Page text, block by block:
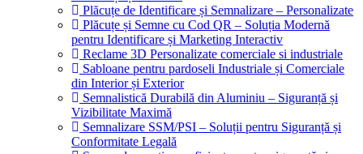
Plăcuțe de Identificare și Semnalizare – Personalizate
Plăcuțe și Semne cu Cod QR – Soluția Modernă
pentru Identificare și Marketing Interactiv
Reclame 3D Personalizate comerciale si industriale
Sabloane pentru pardoseli Industriale și Comerciale
din Interior și Exterior
Semnalistică Durabilă din Aluminiu – Siguranță și
Vizibilitate Maximă
Semnalizare SSM/PSI – Soluții pentru Siguranță și
Conformitate Legală